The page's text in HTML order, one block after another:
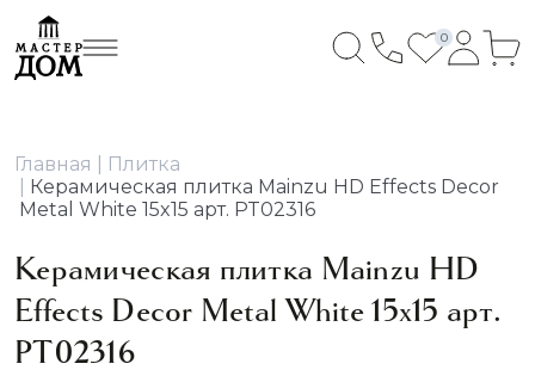
0
Главная
Плитка
Керамическая плитка Mainzu HD Effects Decor
Metal White 15x15 арт. PT02316
Керамическая плитка Mainzu HD
Effects Decor Metal White 15x15 арт.
PT02316